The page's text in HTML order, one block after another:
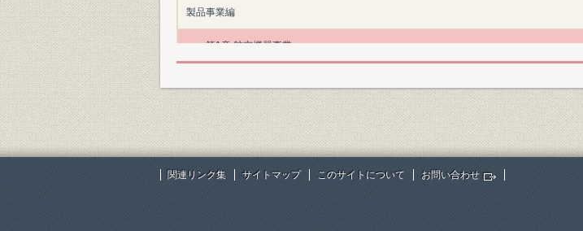
製品事業編
第1章 航空機器事業
第4章 環境システム事業
第5章 マイクロテクノロジー・プロセス装置事業
第6章 マイクロテクノロジー・デバイス事業
関連リンク集 サイトマップ このサイトについて お問い合わせ